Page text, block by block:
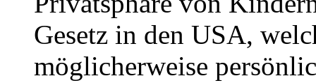
Gesetz in den USA,
möglicherweise